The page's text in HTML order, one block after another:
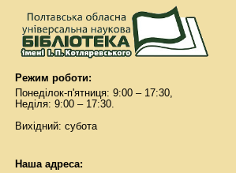
Режим роботи:
Понеділок-п'ятниця: 9:00 – 17:30,
Неділя: 9:00 – 17:30.
Вихідний: субота
Наша адреса: